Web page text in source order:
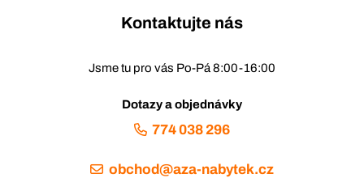
Kontaktujte nás
Jsme tu pro vás Po-Pá 8:00-16:00
Dotazy a objednávky
774 038 296
obchod@aza-nabytek.cz